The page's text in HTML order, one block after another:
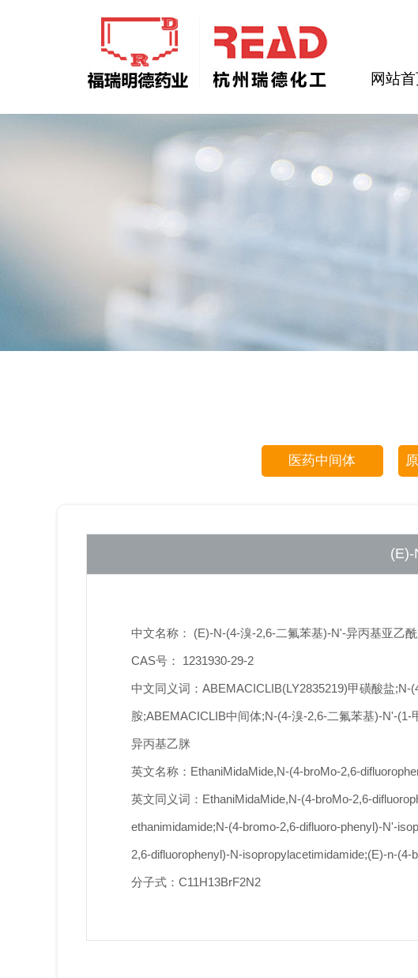
网站
医药中间体
(E)-
中文名称： (E)-N-(4-溴-2,6-二氟苯基)-N'-异丙基亚乙
CAS号： 1231930-29-2
中文同义词：ABEMACICLIB(LY2835219)甲磺酸盐
胺;ABEMACICLIB中间体;N-(4-溴-2,6-二氟苯基)-N'-
异丙基乙脒
英文名称：EthaniMidaMide,N-(4-broMo-2,6-
英文同义词：EthaniMidaMide,N-(4-broMo-2,6-
ethanimidamide;N-(4-bromo-2,6-difluoro-phenyl)-N'-
2,6-difluorophenyl)-N-isopropylacetimidamide;(E)-n-
分子式：C11H13BrF2N2